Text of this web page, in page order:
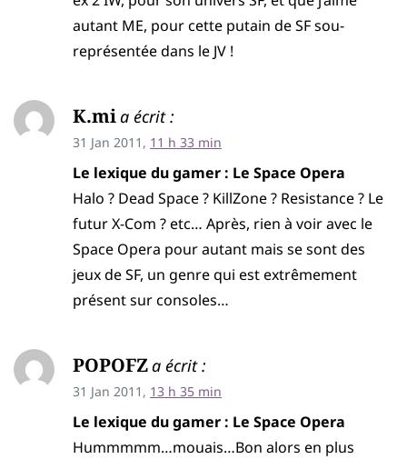
autant ME, pour cette putain de SF sou-
représentée dans le JV !
K.mia écrit :
31 Jan 2011, 11 h 33 min
Le lexique du gamer : Le Space Opera
Halo ? Dead Space ? KillZone ? Resistance ? Le
futur X-Com ? etc… Après, rien à voir avec le
Space Opera pour autant mais se sont des
jeux de SF, un genre qui est extrêmement
présent sur consoles…
POPOFZa écrit :
31 Jan 2011, 13 h 35 min
Le lexique du gamer : Le Space Opera
Hummmmm…mouais…Bon alors en plus